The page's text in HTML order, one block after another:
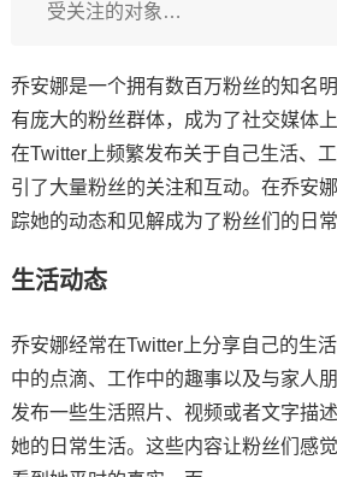
受关注的对象…
乔安娜是一个拥有数百万粉丝的知名
有庞大的粉丝群体，成为了社交媒体
在Twitter上频繁发布关于自己生活、
引了大量粉丝的关注和互动。在乔安
踪她的动态和见解成为了粉丝们的日常
生活动态
乔安娜经常在Twitter上分享自己的生
中的点滴、工作中的趣事以及与家人
发布一些生活照片、视频或者文字描
她的日常生活。这些内容让粉丝们感